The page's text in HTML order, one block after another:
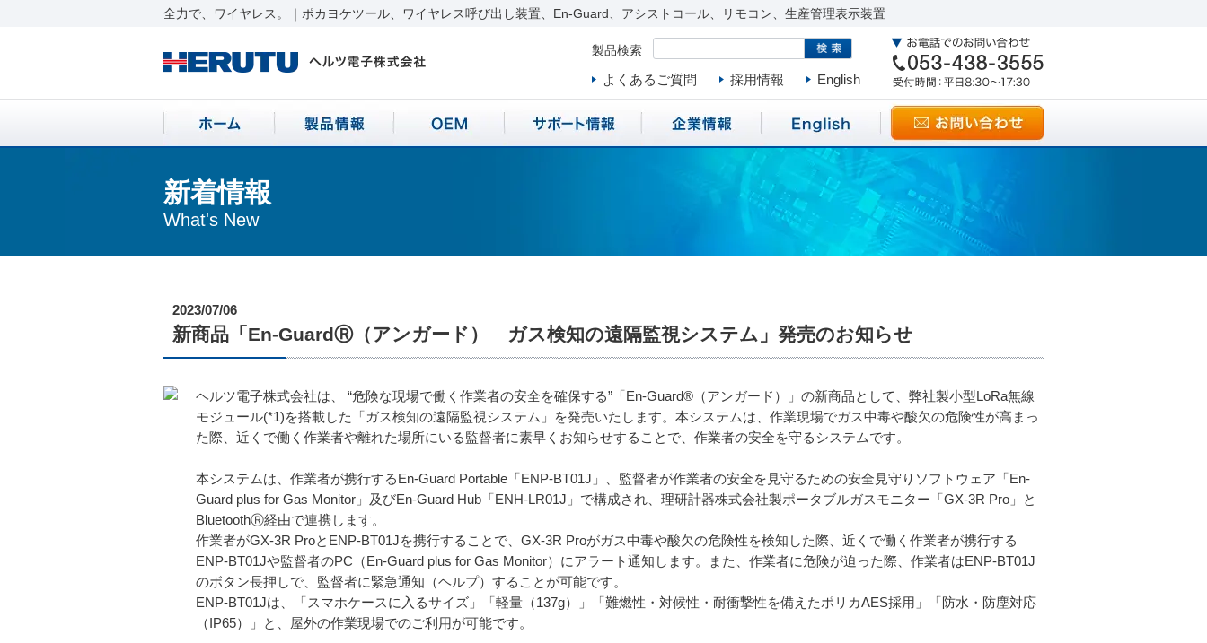
全力で、ワイヤレス。｜ポカヨケツール、ワイヤレス呼び出し装置、En-Guard、アシストコール、リモコン、生産管理表示装置
製品検索
よくあるご質問 採用情報 English
新着情報
What's New
2023/07/06
新商品「En-GuardⓇ（アンガード） ガス検知の遠隔監視システム」発売のお知らせ
ヘルツ電子株式会社は、 “危険な現場で働く作業者の安全を確保する”「En-Guard®（アンガード）」の新商品として、弊社製小型LoRa無線
モジュール(*1)を搭載した「ガス検知の遠隔監視システム」を発売いたします。本システムは、作業現場でガス中毒や酸欠の危険性が高まっ
た際、近くで働く作業者や離れた場所にいる監督者に素早くお知らせすることで、作業者の安全を守るシステムです。
本システムは、作業者が携行するEn-Guard Portable「ENP-BT01J」、監督者が作業者の安全を見守るための安全見守りソフトウェア「En-
Guard plus for Gas Monitor」及びEn-Guard Hub「ENH-LR01J」で構成され、理研計器株式会社製ポータブルガスモニター「GX-3R Pro」と
BluetoothⓇ経由で連携します。
作業者がGX-3R ProとENP-BT01Jを携行することで、GX-3R Proがガス中毒や酸欠の危険性を検知した際、近くで働く作業者が携行する
ENP-BT01Jや監督者のPC（En-Guard plus for Gas Monitor）にアラート通知します。また、作業者に危険が迫った際、作業者はENP-BT01J
のボタン長押しで、監督者に緊急通知（ヘルプ）することが可能です。
ENP-BT01Jは、「スマホケースに入るサイズ」「軽量（137g）」「難燃性・対候性・耐衝撃性を備えたポリカAES採用」「防水・防塵対応
（IP65）」と、屋外の作業現場でのご利用が可能です。